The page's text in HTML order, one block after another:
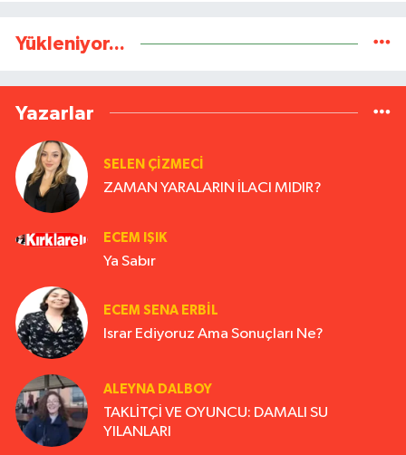
Yükleniyor...
Yazarlar
SELEN ÇİZMECİ
ZAMAN YARALARIN İLACI MIDIR?
ECEM IŞIK
Ya Sabır
ECEM SENA ERBIL
Israr Ediyoruz Ama Sonuçları Ne?
ALEYNA DALBOY
TAKLİTÇİ VE OYUNCU: DAMALI SU
YILANLARI